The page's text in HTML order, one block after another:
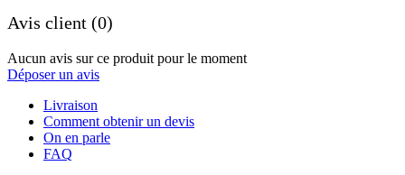
Avis client (0)
Aucun avis sur ce produit pour le moment
Déposer un avis
Livraison
Comment obtenir un devis
On en parle
FAQ